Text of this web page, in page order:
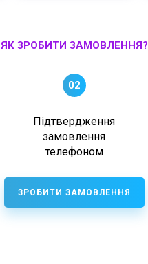
ЯК ЗРОБИТИ ЗАМОВЛЕННЯ?
02
Підтвердження
замовлення
телефоном
ЗРОБИТИ ЗАМОВЛЕННЯ